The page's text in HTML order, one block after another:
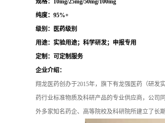
规格：10mg/25mg/50mg/100mg
纯度：95%+
级别：医药级别
用途：实验用途；科学研发；申报专用
定制：可定制服务
企业介绍：
翔龙医药创办于2015年，旗下有龙强医药（研发
药行业标准物质及科研产品的专业供应商，公司
外多家知名药企、高等院校及科研院所建立了长